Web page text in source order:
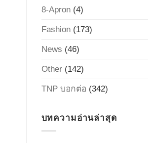
8-Apron(4)
Fashion(173)
News (46)
Other(142)
TNP บอกต่อ (342)
บทความอ่านล่าสุด